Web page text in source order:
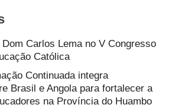
Carlos Lema no V Congresso
Católica
Continuada integra
Brasil e Angola para fortalecer a
na Província do Huambo